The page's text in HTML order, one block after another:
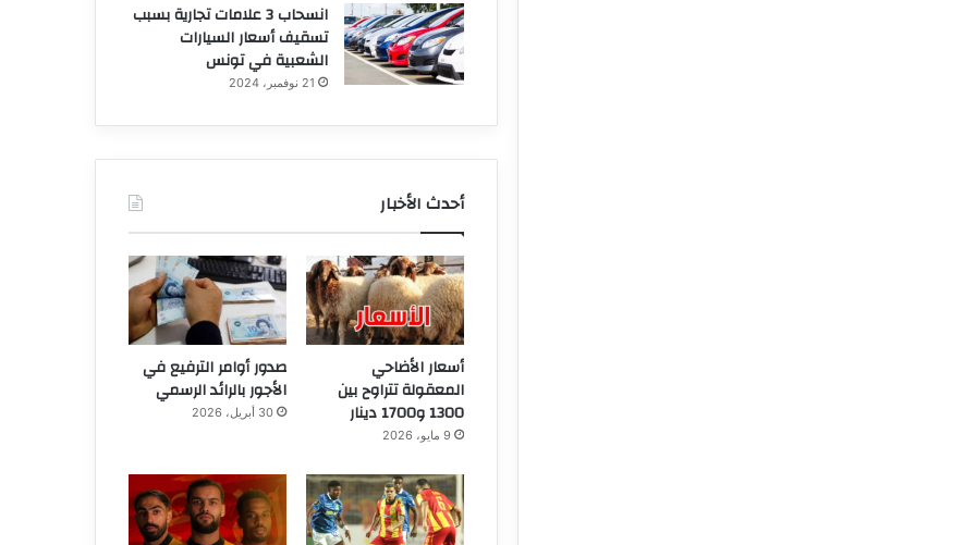
انسحاب 3 علامات تجارية بسبب
تسقيف أسعار السيارات
الشعبية في تونس
21 نوفمبر، 2024
أحدث الأخبار
أسعار الأضاحي
المعقولة تتراوح بين
1300 و1700 دينار
9 مايو، 2026
صدور أوامر الترفيع في
الأجور بالرائد الرسمي
30 أبريل، 2026